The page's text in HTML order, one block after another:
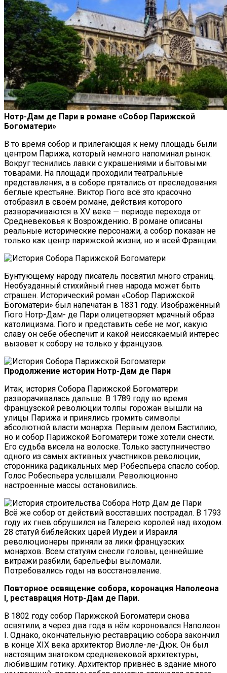
Нотр-Дам де Пари в романе «Собор Парижской
Богоматери»
В то время собор и прилегающая к нему площадь были
центром Парижа, который немного напоминал рынок.
Вокруг теснились лавки с украшениями и бытовыми
товарами. На площади проходили театральные
представления, а в соборе прятались от преследования
беглые крестьяне. Виктор Гюго всё это красочно
отобразил в своём романе, действия которого
разворачиваются в XV веке — периоде перехода от
Средневековья к Возрождению. В романе описаны
реальные исторические персонажи, а собор показан не
только как центр парижской жизни, но и всей Франции.
Бунтующему народу писатель посвятил много страниц.
Необузданный стихийный гнев народа может быть
страшен. Исторический роман «Собор Парижской
Богоматери» был напечатан в 1831 году. Изображённый
Гюго Нотр-Дам- де Пари олицетворяет мрачный образ
католицизма. Гюго и представить себе не мог, какую
славу он себе обеспечит и какой неиссякаемый интерес
вызовет к собору не только у французов.
Продолжение истории Нотр-Дам де Пари
Итак, история Собора Парижской Богоматери
разворачивалась дальше. В 1789 году во время
Французской революции толпы горожан вышли на
улицы Парижа и принялись громить символы
абсолютной власти монарха. Первым делом Бастилию,
но и собор Парижской Богоматери тоже хотели снести.
Его судьба висела на волоске. Только заступничество
одного из самых активных участников революции,
сторонника радикальных мер Робеспьера спасло собор.
Голос Робеспьера услышали. Революционно
настроенные массы остановились.
Всё же собор от действий восставших пострадал. В 1793
году их гнев обрушился на Галерею королей над входом.
28 статуй библейских царей Иудеи и Израиля
революционеры приняли за лики французских
монархов. Всем статуям снесли головы, ценнейшие
витражи разбили, барельефы выломали.
Потребовались годы на восстановление.
Повторное освящение собора, коронация Наполеона
I, реставрация Нотр-Дам де Пари.
В 1802 году собор Парижской Богоматери снова
освятили, а через два года в нём короновался Наполеон
I. Однако, окончательную реставрацию собора закончил
в конце XIX века архитектор Виолле-ле-Дюк. Он был
настоящим знатоком средневековой архитектуры,
любившим готику. Архитектор привнёс в здание много